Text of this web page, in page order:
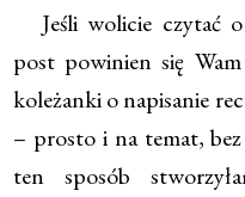
Jeśli wolicie czytać o
post powinien się
koleżanki o napisanie
– prosto i na temat,
ten sposób